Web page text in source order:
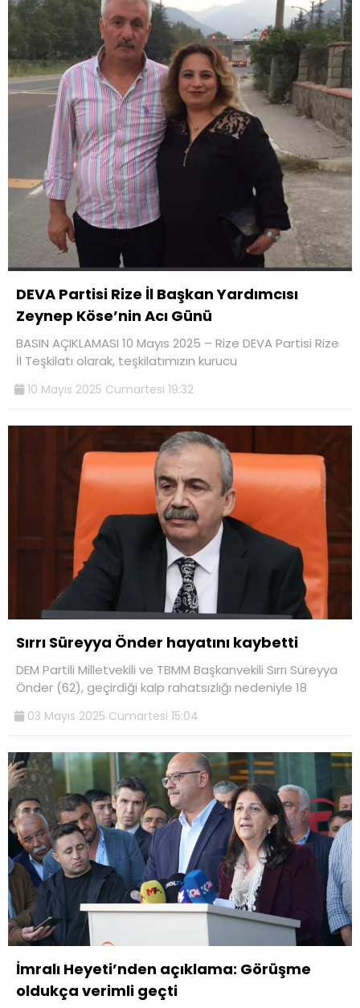
DEVA Partisi Rize İl Başkan Yardımcısı
Zeynep Köse’nin Acı Günü
BASIN AÇIKLAMASI 10 Mayıs 2025 – Rize DEVA Partisi Rize
İl Teşkilatı olarak, teşkilatımızın kurucu
10 Mayıs 2025 Cumartesi 19:32
Sırrı Süreyya Önder hayatını kaybetti
DEM Partili Milletvekili ve TBMM Başkanvekili Sırrı Süreyya
Önder (62), geçirdiği kalp rahatsızlığı nedeniyle 18
03 Mayıs 2025 Cumartesi 15:04
İmralı Heyeti’nden açıklama: Görüşme
oldukça verimli geçti